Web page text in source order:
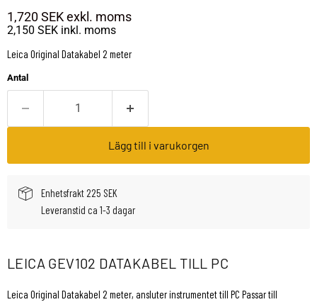
1,720 SEKexkl. moms
2,150 SEK inkl. moms
Leica Original Datakabel 2 meter
Antal
Lägg till i varukorgen
Enhetsfrakt 225 SEK
Leveranstid ca 1-3 dagar
LEICA GEV102 DATAKABEL TILL PC
Leica Original Datakabel 2 meter, ansluter instrumentet till PC Passar till